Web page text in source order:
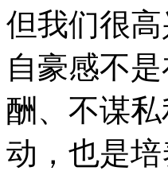
但我们很
自豪感不
酬、不谋
动，也是